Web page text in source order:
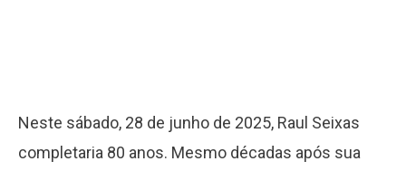
Neste sábado, 28 de junho de 2025, Raul Seixas
completaria 80 anos. Mesmo décadas após sua